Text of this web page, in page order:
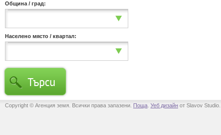
Община / град:
Населено място / квартал:
Copyright © Агенция земя. Всички права запазени. Поща Уеб дизайн от Slavov Studio.